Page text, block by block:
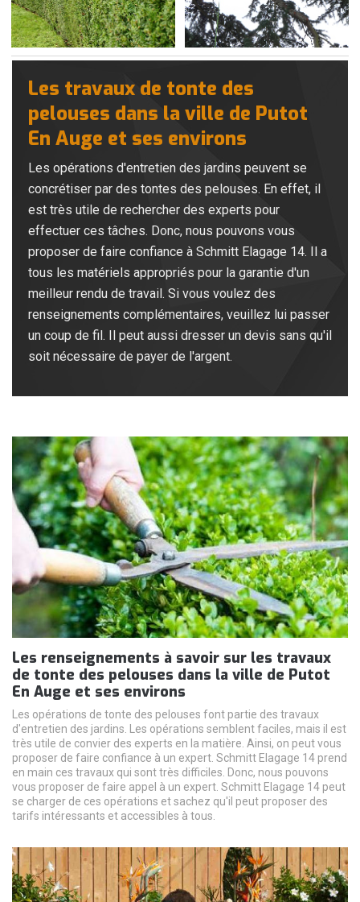
Les travaux de tonte des
pelouses dans la ville de Putot
En Auge et ses environs
Les opérations d'entretien des jardins peuvent se
concrétiser par des tontes des pelouses. En effet, il
est très utile de rechercher des experts pour
effectuer ces tâches. Donc, nous pouvons vous
proposer de faire confiance à Schmitt Elagage 14. Il a
tous les matériels appropriés pour la garantie d'un
meilleur rendu de travail. Si vous voulez des
renseignements complémentaires, veuillez lui passer
un coup de fil. Il peut aussi dresser un devis sans qu'il
soit nécessaire de payer de l'argent.
Les renseignements à savoir sur les travaux
de tonte des pelouses dans la ville de Putot
En Auge et ses environs
Les opérations de tonte des pelouses font partie des travaux
d'entretien des jardins. Les opérations semblent faciles, mais il est
très utile de convier des experts en la matière. Ainsi, on peut vous
proposer de faire confiance à un expert. Schmitt Elagage 14 prend
en main ces travaux qui sont très difficiles. Donc, nous pouvons
vous proposer de faire appel à un expert. Schmitt Elagage 14 peut
se charger de ces opérations et sachez qu'il peut proposer des
tarifs intéressants et accessibles à tous.